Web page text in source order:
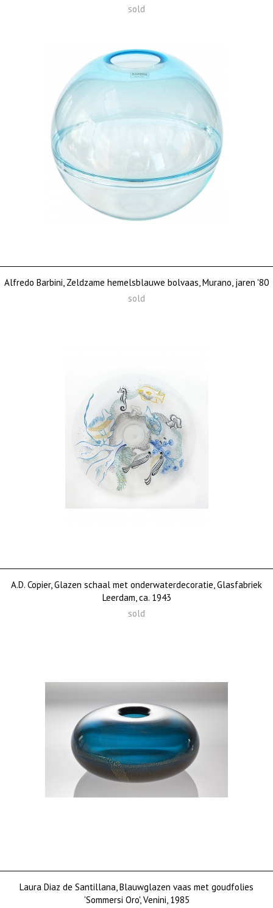
sold
Alfredo Barbini, Zeldzame hemelsblauwe bolvaas, Murano, jaren '80
sold
A.D. Copier, Glazen schaal met onderwaterdecoratie, Glasfabriek
Leerdam, ca. 1943
sold
Laura Diaz de Santillana, Blauwglazen vaas met goudfolies
'Sommersi Oro', Venini, 1985